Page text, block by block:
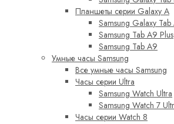
Планшеты серии Galaxy A
Samsung Galaxy Tab
Samsung Tab A9 Plus
Samsung Tab A9
Умные часы Samsung
Все умные часы Samsung
Часы серии Ultra
Samsung Watch Ultra
Samsung Watch 7
Часы серии Watch 8